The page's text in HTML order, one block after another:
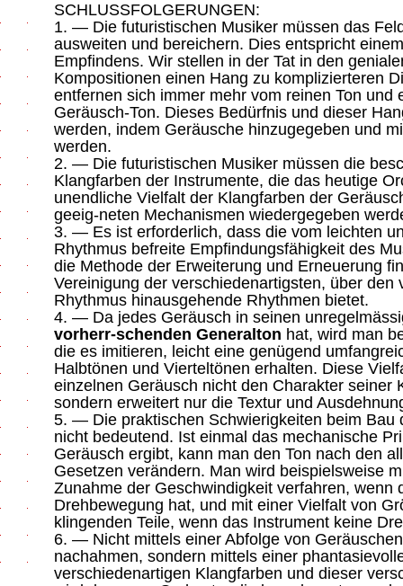
SCHLUSSFOLGERUNGEN:
1. — Die futuristischen Musiker müssen das
ausweiten und bereichern. Dies entspricht
Empfindens. Wir stellen in der Tat in den
Kompositionen einen Hang zu komplizierteren
entfernen sich immer mehr vom reinen Ton und
Geräusch-Ton. Dieses Bedürfnis und dieser
werden, indem Geräusche hinzugegeben und
werden.
2. — Die futuristischen Musiker müssen die
Klangfarben der Instrumente, die das heutige
unendliche Vielfalt der Klangfarben der
geeig-neten Mechanismen wiedergegeben
3. — Es ist erforderlich, dass die vom leichten
Rhythmus befreite Empfindungsfähigkeit des
die Methode der Erweiterung und Erneuerung
Vereinigung der verschiedenartigsten, über den
Rhythmus hinausgehende Rhythmen bietet.
4. — Da jedes Geräusch in seinen
vorherr-schenden Generalton hat, wird man
die es imitieren, leicht eine genügend
Halbtönen und Vierteltönen erhalten. Diese
einzelnen Geräusch nicht den Charakter seiner
sondern erweitert nur die Textur und
5. — Die praktischen Schwierigkeiten beim Bau
nicht bedeutend. Ist einmal das mechanische
Geräusch ergibt, kann man den Ton nach den
Gesetzen verändern. Man wird beispielsweise
Zunahme der Geschwindigkeit verfahren, wenn
Drehbewegung hat, und mit einer Vielfalt von
klingenden Teile, wenn das Instrument keine
6. — Nicht mittels einer Abfolge von
nachahmen, sondern mittels einer
verschiedenartigen Klangfarben und dieser